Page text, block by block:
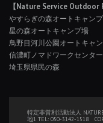
【Nature Service Outdoor
やすらぎの森オートキャン
星の森オートキャンプ場
鳥野目河川公園オートキャ
信濃町ノマドワークセンタ
埼玉県県民の森
特定非営利活動法人
地1 TEL: 050-3142-1518